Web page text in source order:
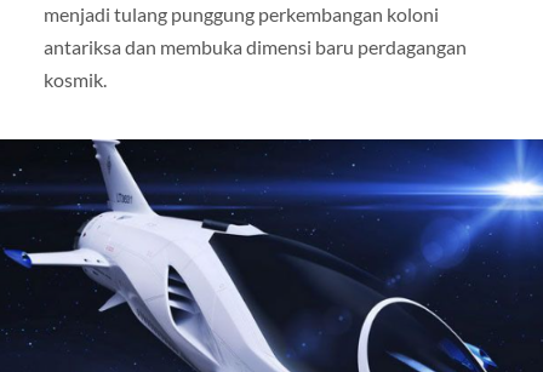
menjadi tulang punggung perkembangan koloni
antariksa dan membuka dimensi baru perdagangan
kosmik.